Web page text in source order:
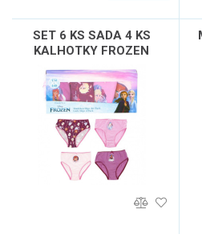
SET 6 KS SADA 4 KS
KALHOTKY FROZEN